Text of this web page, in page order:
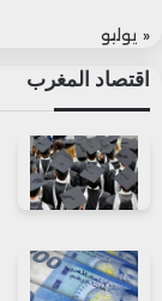
« يوليو
اقتصاد المغرب